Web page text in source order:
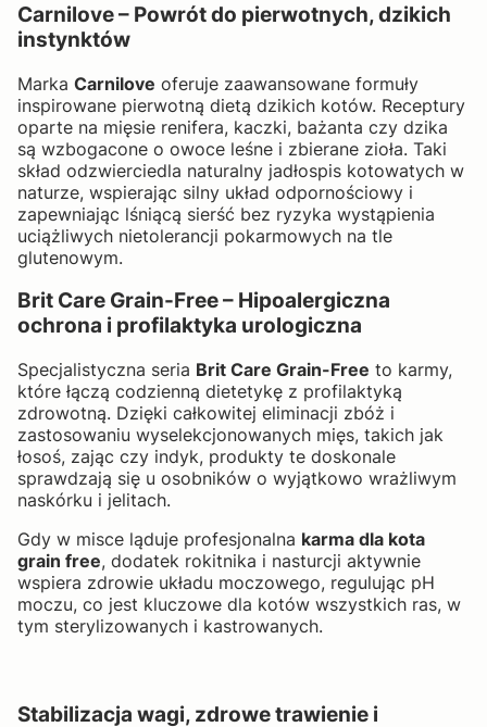
Carnilove – Powrót do pierwotnych, dzikich
instynktów
Marka Carnilove oferuje zaawansowane formuły
inspirowane pierwotną dietą dzikich kotów. Receptury
oparte na mięsie renifera, kaczki, bażanta czy dzika
są wzbogacone o owoce leśne i zbierane zioła. Taki
skład odzwierciedla naturalny jadłospis kotowatych w
naturze, wspierając silny układ odpornościowy i
zapewniając lśniącą sierść bez ryzyka wystąpienia
uciążliwych nietolerancji pokarmowych na tle
glutenowym.
Brit Care Grain-Free – Hipoalergiczna
ochrona i profilaktyka urologiczna
Specjalistyczna seria Brit Care Grain-Free to karmy,
które łączą codzienną dietetykę z profilaktyką
zdrowotną. Dzięki całkowitej eliminacji zbóż i
zastosowaniu wyselekcjonowanych mięs, takich jak
łosoś, zając czy indyk, produkty te doskonale
sprawdzają się u osobników o wyjątkowo wrażliwym
naskórku i jelitach.
Gdy w misce ląduje profesjonalna karma dla kota
grain free, dodatek rokitnika i nasturcji aktywnie
wspiera zdrowie układu moczowego, regulując pH
moczu, co jest kluczowe dla kotów wszystkich ras, w
tym sterylizowanych i kastrowanych.
Stabilizacja wagi, zdrowe trawienie i